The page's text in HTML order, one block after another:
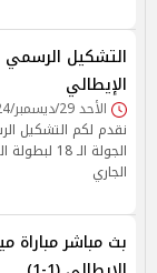
التشكيل الرسمي
الإيطالي
الأحد 29/ديسمبر/2024 - 09:26 م
نقدم لكم التشكيل
الجولة الـ
الجاري
بث مباشر مباراة